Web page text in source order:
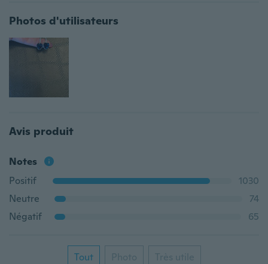
Photos d'utilisateurs
Avis produit
Notes
Positif
1030
Neutre
74
Négatif
65
Tout Photo Très utile